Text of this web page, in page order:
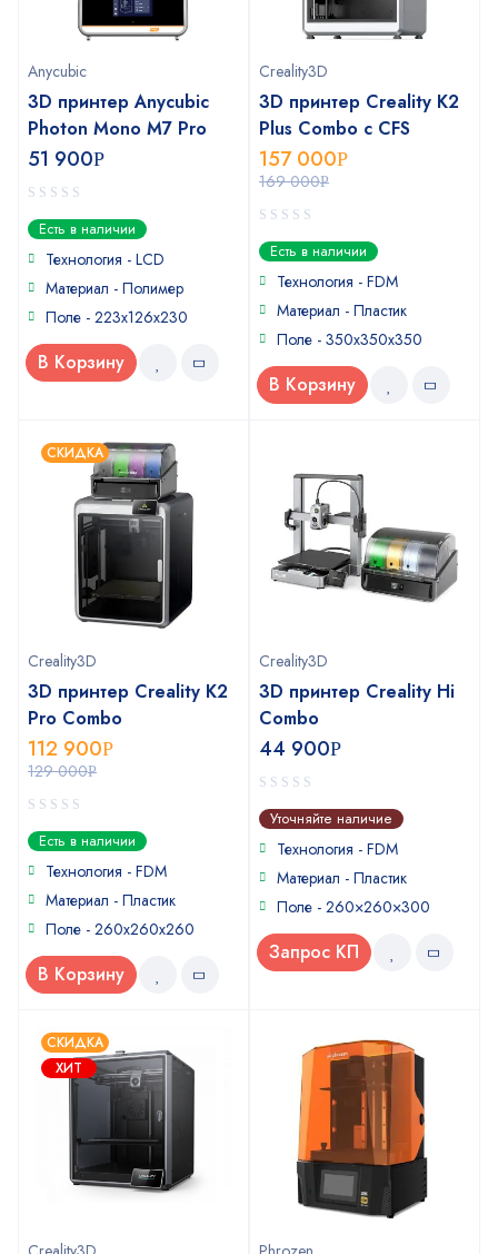
Anycubic
3D принтер Anycubic
Photon Mono M7 Pro
51 900Р
0
out
of
Есть в наличии
Технология - LCD
Материал - Полимер
Поле - 223х126х230
В Корзину
Creality3D
3D принтер Creality K2
Plus Combo c CFS
169 000Р
157 000Р
0
out
of
Есть в наличии
Технология - FDM
Материал - Пластик
Поле - 350x350x350
В Корзину
СКИДКА
Creality3D
3D принтер Creality K2
Pro Combo
129 000Р
112 900Р
0
out
of
Есть в наличии
Технология - FDM
Материал - Пластик
Поле - 260х260х260
В Корзину
Creality3D
3D принтер Creality Hi
Combo
44 900Р
0
out
of
Уточняйте наличие
Технология - FDM
Материал - Пластик
Поле - 260×260×300
Запрос КП
СКИДКА
ХИТ